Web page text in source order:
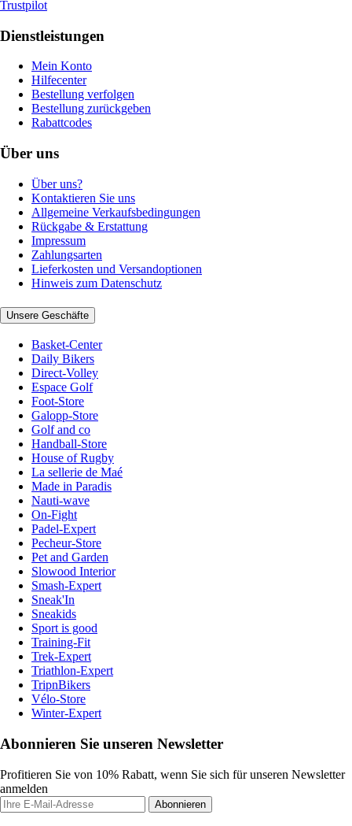
Trustpilot
Dienstleistungen
Mein Konto
Hilfecenter
Bestellung verfolgen
Bestellung zurückgeben
Rabattcodes
Über uns
Über uns?
Kontaktieren Sie uns
Allgemeine Verkaufsbedingungen
Rückgabe & Erstattung
Impressum
Zahlungsarten
Lieferkosten und Versandoptionen
Hinweis zum Datenschutz
Unsere Geschäfte
Basket-Center
Daily Bikers
Direct-Volley
Espace Golf
Foot-Store
Galopp-Store
Golf and co
Handball-Store
House of Rugby
La sellerie de Maé
Made in Paradis
Nauti-wave
On-Fight
Padel-Expert
Pecheur-Store
Pet and Garden
Slowood Interior
Smash-Expert
Sneak'In
Sneakids
Sport is good
Training-Fit
Trek-Expert
Triathlon-Expert
TripnBikers
Vélo-Store
Winter-Expert
Abonnieren Sie unseren Newsletter
Profitieren Sie von 10% Rabatt, wenn Sie sich für unseren Newsletter
anmelden
Abonnieren